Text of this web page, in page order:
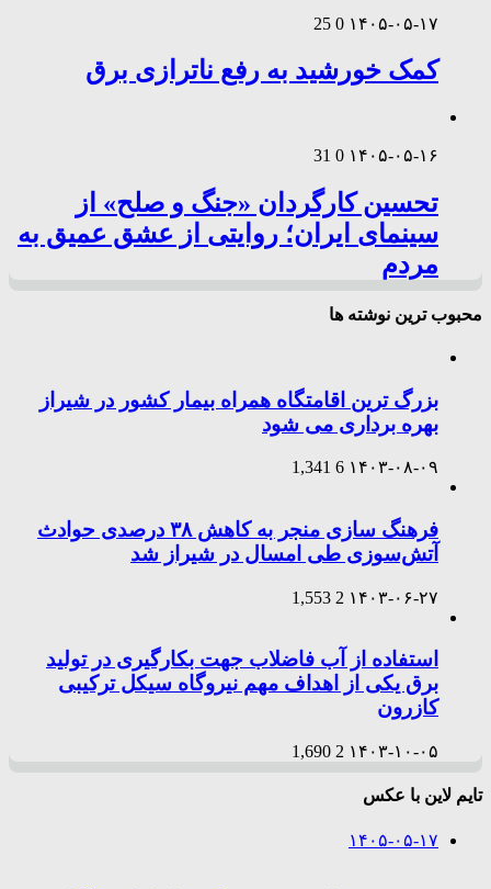
۱۴۰۵-۰۵-۱۷ 0
25
کمک خورشید به رفع ناترازی برق
۱۴۰۵-۰۵-۱۶ 0
31
تحسین کارگردان «جنگ و صلح» از
سینمای ایران؛ روایتی از عشق عمیق به
مردم
محبوب ترین نوشته ها
بزرگ ترین اقامتگاه همراه بیمار کشور در شیراز
بهره برداری می شود
۱۴۰۳-۰۸-۰۹ 6
1,341
فرهنگ سازی منجر به کاهش ۳۸ درصدی حوادث
آتش‌سوزی طی امسال در شیراز شد
۱۴۰۳-۰۶-۲۷ 2
1,553
استفاده از آب فاضلاب جهت بکارگیری در تولید
برق یکی از اهداف مهم نیروگاه سیکل ترکیبی
کازرون
۱۴۰۳-۱۰-۰۵ 2
1,690
تایم لاین با عکس
۱۴۰۵-۰۵-۱۷